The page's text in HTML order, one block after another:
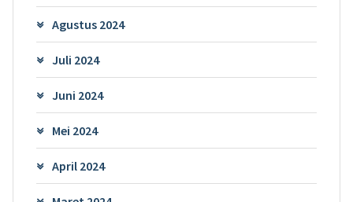
Agustus 2024
Juli 2024
Juni 2024
Mei 2024
April 2024